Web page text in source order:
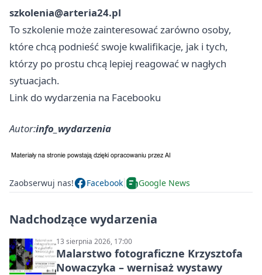
szkolenia@arteria24.pl
To szkolenie może zainteresować zarówno osoby,
które chcą podnieść swoje kwalifikacje, jak i tych,
którzy po prostu chcą lepiej reagować w nagłych
sytuacjach.
Link do wydarzenia na Facebooku
Autor:info_wydarzenia
Zaobserwuj nas! Facebook Google News
Nadchodzące wydarzenia
13 sierpnia 2026, 17:00
Malarstwo fotograficzne Krzysztofa
Nowaczyka – wernisaż wystawy